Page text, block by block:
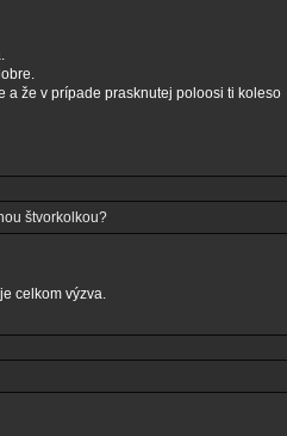
a že v prípade prasknutej poloosi ti koleso
štvorkolkou?
celkom výzva.